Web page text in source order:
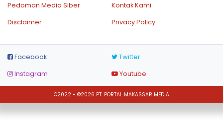
Pedoman Media Siber
Kontak Kami
Disclaimer
Privacy Policy
Facebook
Twitter
Instagram
Youtube
©2022 - ©2026 PT. PORTAL MAKASSAR MEDIA